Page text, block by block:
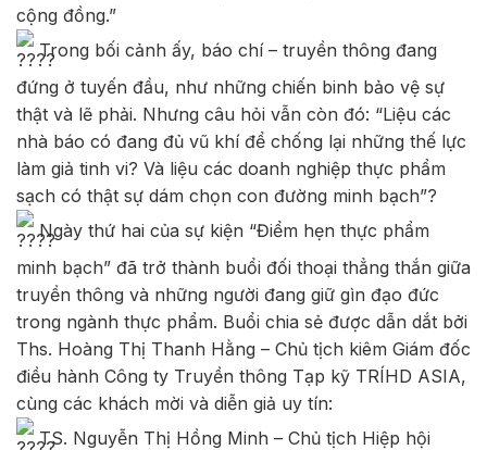
cộng đồng.”
Trong bối cảnh ấy, báo chí – truyền thông đang
đứng ở tuyến đầu, như những chiến binh bảo vệ sự
thật và lẽ phải. Nhưng câu hỏi vẫn còn đó: “Liệu các
nhà báo có đang đủ vũ khí để chống lại những thế lực
làm giả tinh vi? Và liệu các doanh nghiệp thực phẩm
sạch có thật sự dám chọn con đường minh bạch”?
Ngày thứ hai của sự kiện “Điểm hẹn thực phẩm
minh bạch” đã trở thành buổi đối thoại thẳng thắn giữa
truyền thông và những người đang giữ gìn đạo đức
trong ngành thực phẩm. Buổi chia sẻ được dẫn dắt bởi
Ths. Hoàng Thị Thanh Hằng – Chủ tịch kiêm Giám đốc
điều hành Công ty Truyền thông Tạp kỹ TRÍHD ASIA,
cùng các khách mời và diễn giả uy tín:
TS. Nguyễn Thị Hồng Minh – Chủ tịch Hiệp hội